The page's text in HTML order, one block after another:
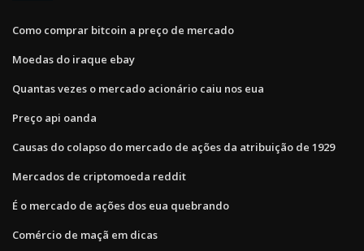
Como comprar bitcoin a preço de mercado
Moedas do iraque ebay
Quantas vezes o mercado acionário caiu nos eua
Preço api oanda
Causas do colapso do mercado de ações da atribuição de 1929
Mercados de criptomoeda reddit
É o mercado de ações dos eua quebrando
Comércio de maçã em dicas